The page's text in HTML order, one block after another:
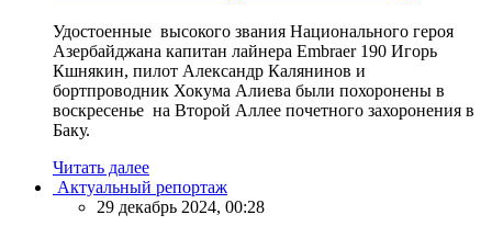
Удостоенные высокого звания Национального героя
Азербайджана капитан лайнера Embraer 190 Игорь
Кшнякин, пилот Александр Калянинов и
бортпроводник Хокума Алиева были похоронены в
воскресенье на Второй Аллее почетного захоронения в
Баку.
Читать далее
Актуальный репортаж
29 декабрь 2024, 00:28